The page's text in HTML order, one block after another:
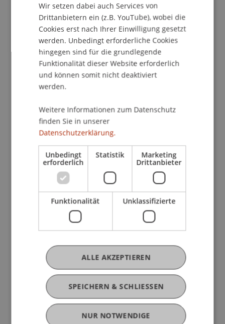
Liechtenstein
T. +423 265 12 75
guenther.schaunig@uni.li
Lehre
Werdegang
Auszeichnungen
Mitgliedschaften
Wir setzen dabei auch Services von
Drittanbietern ein (z.B. YouTube), wobei die
Cookies erst nach Ihrer Einwilligung gesetzt
werden. Unbedingt erforderliche Cookies
hingegen sind für die grundlegende
Funktionalität dieser Website erforderlich
und können somit nicht deaktiviert
werden.
Weitere Informationen zum Datenschutz
finden Sie in unserer
Datenschutzerklärung.
Unbedingt
erforderlich
Statistik Marketing
Drittanbieter
Funktionalität Unklassifizierte
SPEICHERN & SCHLIESSEN
ALLE AKZEPTIEREN
NUR NOTWENDIGE